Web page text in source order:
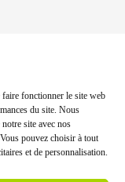
fonctionner le site web
du site. Nous
site avec nos
pouvez choisir à tout
et de personnalisation.